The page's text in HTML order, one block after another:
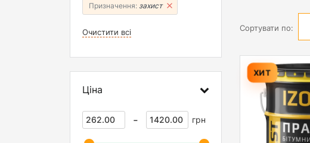
Призначення: захист
Очистити всі
Ціна
- грн
Сортувати по:
ХИТ